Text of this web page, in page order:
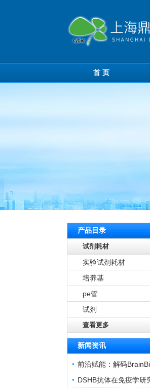
首 页
产品目录
试剂耗材
实验试剂耗材
培养基
pe管
试剂
查看更多
新闻资讯